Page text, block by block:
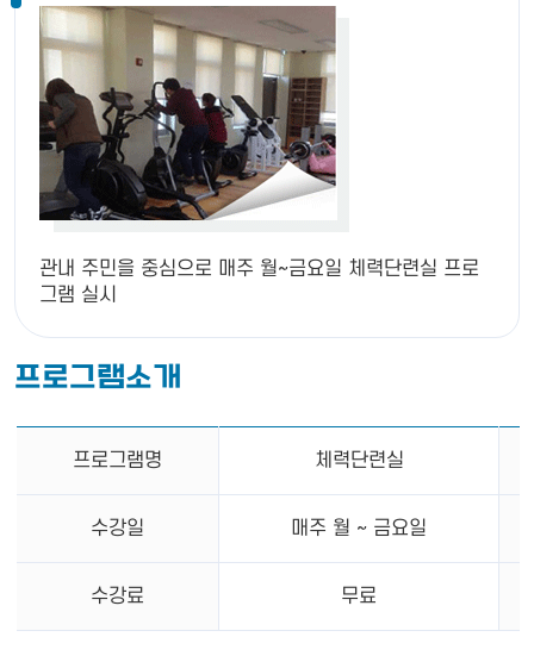
관내 주민을 중심으로 매주 월~금요일 체력단련실 프로
그램 실시
프로그램소개
프로그램명 체력단련실
수강일 매주 월 ~ 금요일
수강료 무료